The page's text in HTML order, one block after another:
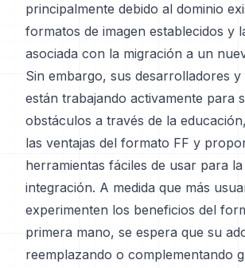
principalmente debido al dominio
formatos de imagen establecidos y
asociada con la migración a un
Sin embargo, sus desarrolladores y
están trabajando activamente para
obstáculos a través de la
las ventajas del formato FF y
herramientas fáciles de usar para
integración. A medida que más
experimenten los beneficios del
primera mano, se espera que su
reemplazando o complementando